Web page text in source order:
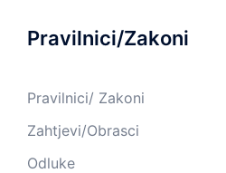
Pravilnici/Zakoni
Pravilnici/ Zakoni
Zahtjevi/Obrasci
Odluke